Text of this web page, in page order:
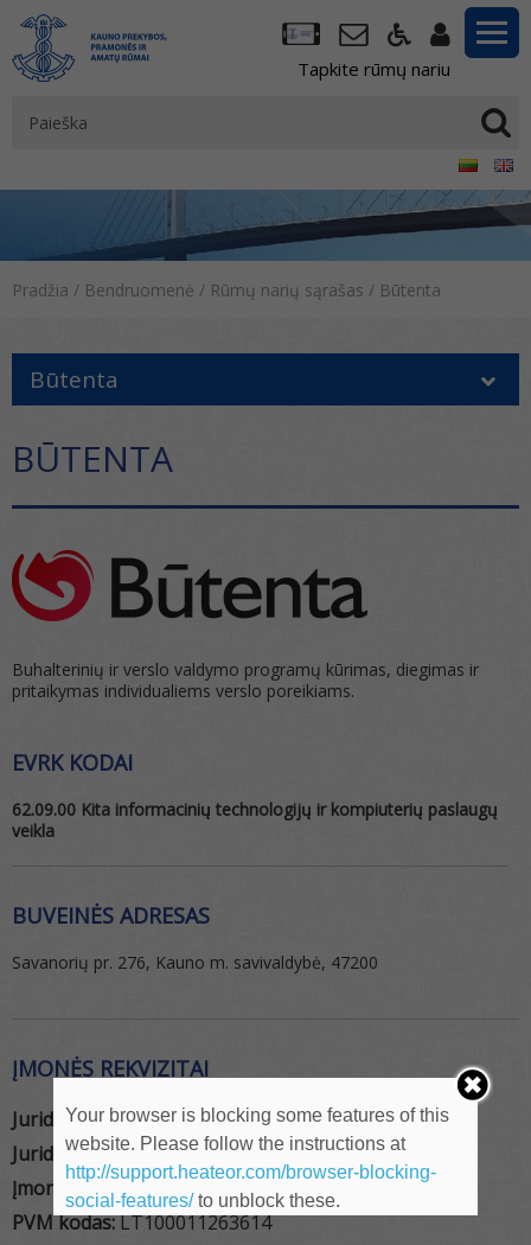
Tapkite rūmų nariu
Pradžia / Bendruomenė / Rūmų narių sąrašas / Būtenta
Būtenta
BŪTENTA
Buhalterinių ir verslo valdymo programų kūrimas, diegimas ir
pritaikymas individualiems verslo poreikiams.
EVRK KODAI
62.09.00 Kita informacinių technologijų ir kompiuterių paslaugų
veikla
BUVEINĖS ADRESAS
Savanorių pr. 276, Kauno m. savivaldybė, 47200
ĮMONĖS REKVIZITAI
Juridinio asmens pavadinimas:Būtenta
Juridinio asmens tipas:UAB
Įmonės kodas: 304557494
PVM kodas:LT100011263614
Your browser is blocking some features of this
website. Please follow the instructions at
http://support.heateor.com/browser-blocking-
social-features/to unblock these.